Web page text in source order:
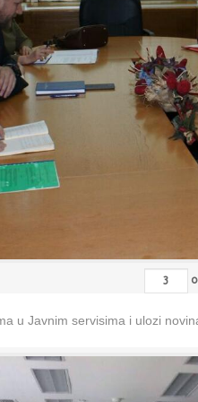
u Javnim servisima i ulozi